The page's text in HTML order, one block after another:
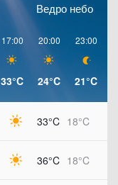
Ведро небо
17:00
33°C
20:00
24°C
23:00
21°C
33°C 18°C
36°C 18°C